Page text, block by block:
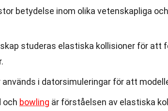
betydelse inom olika vetenskapliga
studeras elastiska kollisioner för att
i datorsimuleringar för att
och bowling är förståelsen av elastiska